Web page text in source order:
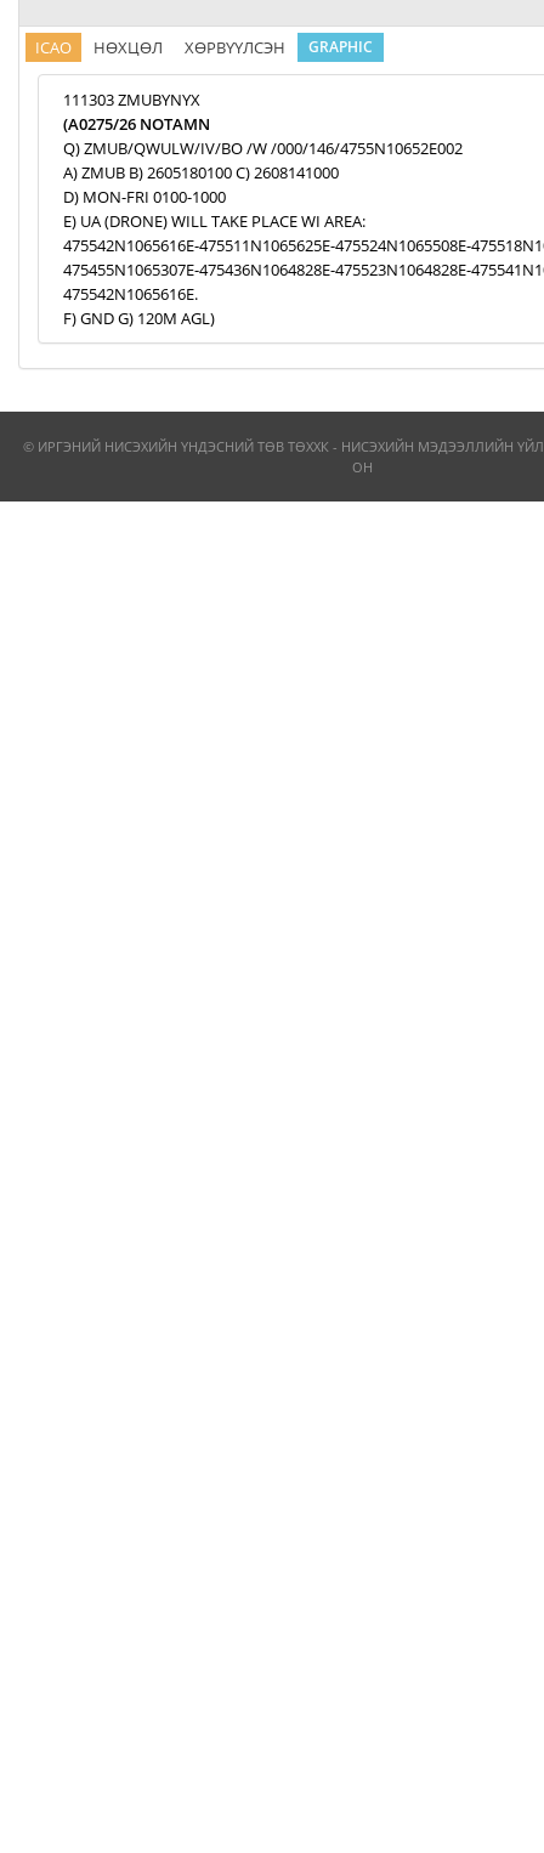
ICAO НӨХЦӨЛ ХӨРВҮҮЛСЭН GRAPHIC
111303 ZMUBYNYX
(A0275/26 NOTAMN
Q) ZMUB/QWULW/IV/BO /W /000/146/4755N10652E002
A) ZMUB B) 2605180100 C) 2608141000
D) MON-FRI 0100-1000
E) UA (DRONE) WILL TAKE PLACE WI AREA:
475542N1065616E-475511N1065625E-475524N1065508E-
475455N1065307E-475436N1064828E-475523N1064828E-
475542N1065616E.
F) GND G) 120M AGL)
© ИРГЭНИЙ НИСЭХИЙН ҮНДЭСНИЙ ТӨВ ТӨХХК - НИСЭХИЙН МЭДЭЭЛЛИЙН
ОН